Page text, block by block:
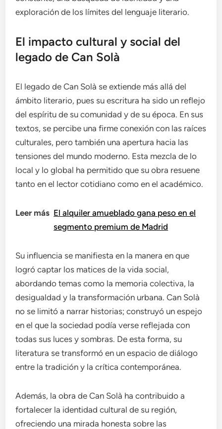
exploración de los límites del lenguaje literario.
El impacto cultural y social del
legado de Can Solà
El legado de Can Solà se extiende más allá del
ámbito literario, pues su escritura ha sido un reflejo
del espíritu de su comunidad y de su época. En sus
textos, se percibe una firme conexión con las raíces
culturales, pero también una apertura hacia las
tensiones del mundo moderno. Esta mezcla de lo
local y lo global ha permitido que su obra resuene
tanto en el lector cotidiano como en el académico.
Leer más El alquiler amueblado gana peso en el
segmento premium de Madrid
Su influencia se manifiesta en la manera en que
logró captar los matices de la vida social,
abordando temas como la memoria colectiva, la
desigualdad y la transformación urbana. Can Solà
no se limitó a narrar historias; construyó un espejo
en el que la sociedad podía verse reflejada con
todas sus luces y sombras. De esta forma, su
literatura se transformó en un espacio de diálogo
entre la tradición y la crítica contemporánea.
Además, la obra de Can Solà ha contribuido a
fortalecer la identidad cultural de su región,
ofreciendo una mirada honesta sobre las